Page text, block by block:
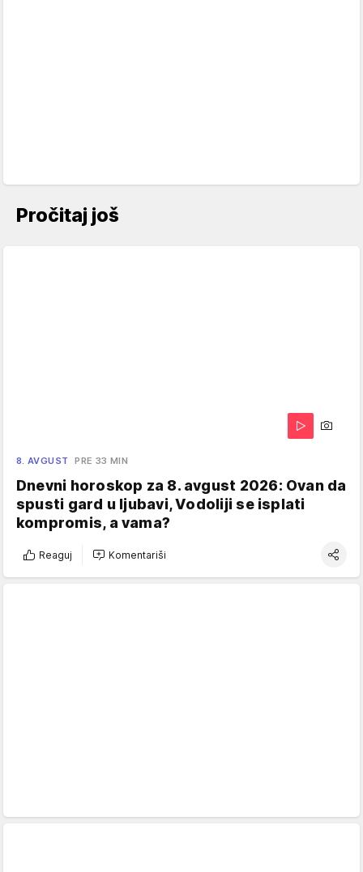
Pročitaj još
8. AVGUST PRE 33 MIN
Dnevni horoskop za 8. avgust 2026: Ovan da
spusti gard u ljubavi, Vodoliji se isplati
kompromis, a vama?
Reaguj Komentariši